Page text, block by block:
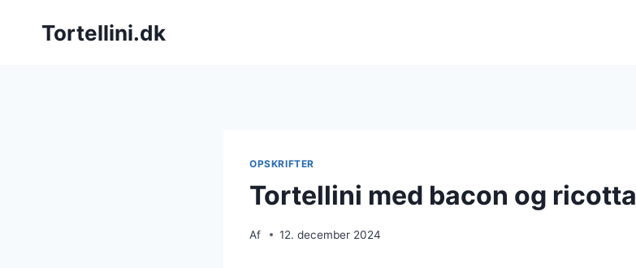
Tortellini.dk
OPSKRIFTER
Tortellini med bacon og ricotta
Af 12. december 2024